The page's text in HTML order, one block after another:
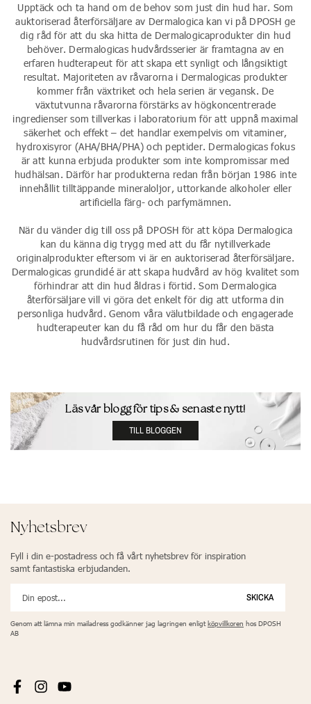
Upptäck och ta hand om de behov som just din hud har. Som
auktoriserad återförsäljare av Dermalogica kan vi på DPOSH ge
dig råd för att du ska hitta de Dermalogicaprodukter din hud
behöver. Dermalogicas hudvårdsserier är framtagna av en
erfaren hudterapeut för att skapa ett synligt och långsiktigt
resultat. Majoriteten av råvarorna i Dermalogicas produkter
kommer från växtriket och hela serien är vegansk. De
växtutvunna råvarorna förstärks av högkoncentrerade
ingredienser som tillverkas i laboratorium för att uppnå maximal
säkerhet och effekt – det handlar exempelvis om vitaminer,
hydroxisyror (AHA/BHA/PHA) och peptider. Dermalogicas fokus
är att kunna erbjuda produkter som inte kompromissar med
hudhälsan. Därför har produkterna redan från början 1986 inte
innehållit tilltäppande mineraloljor, uttorkande alkoholer eller
artificiella färg- och parfymämnen.
När du vänder dig till oss på DPOSH för att köpa Dermalogica
kan du känna dig trygg med att du får nytillverkade
originalprodukter eftersom vi är en auktoriserad återförsäljare.
Dermalogicas grundidé är att skapa hudvård av hög kvalitet som
förhindrar att din hud åldras i förtid. Som Dermalogica
återförsäljare vill vi göra det enkelt för dig att utforma din
personliga hudvård. Genom våra välutbildade och engagerade
hudterapeuter kan du få råd om hur du får den bästa
hudvårdsrutinen för just din hud.
Läs vår blogg för tips & senaste nytt!
TILL BLOGGEN
Nyhetsbrev
Fyll i din e-postadress och få vårt nyhetsbrev för inspiration
samt fantastiska erbjudanden.
SKICKA
Genom att lämna min mailadress godkänner jag lagringen enligt köpvillkoren hos DPOSH
AB